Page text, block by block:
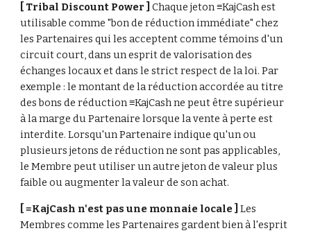
[ Tribal Discount Power ] Chaque jeton ≡KajCash est
utilisable comme "bon de réduction immédiate" chez
les Partenaires qui les acceptent comme témoins d'un
circuit court, dans un esprit de valorisation des
échanges locaux et dans le strict respect de la loi. Par
exemple : le montant de la réduction accordée au titre
des bons de réduction ≡KajCash ne peut être supérieur
à la marge du Partenaire lorsque la vente à perte est
interdite. Lorsqu'un Partenaire indique qu'un ou
plusieurs jetons de réduction ne sont pas applicables,
le Membre peut utiliser un autre jeton de valeur plus
faible ou augmenter la valeur de son achat.
[ ≡KajCash n'est pas une monnaie locale ] Les
Membres comme les Partenaires gardent bien à l'esprit